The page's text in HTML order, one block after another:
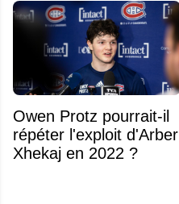
Owen Protz pourrait-il
répéter l'exploit d'Arber
Xhekaj en 2022 ?